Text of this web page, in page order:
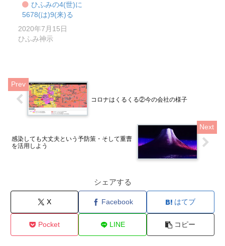
ひふみの4(世)に
5678(は)9(来)る
2020年7月15日
ひふみ神示
コロナはくるくる②今の会社の様子
感染しても大丈夫という予防策・そして重曹
を活用しよう
シェアする
X Facebook はてブ
Pocket LINE コピー